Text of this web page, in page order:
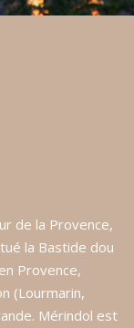
de la Provence,
la Bastide dou
Provence,
(Lourmarin,
Mérindol est